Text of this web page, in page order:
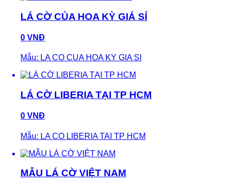
LÁ CỜ CỦA HOA KỲ GIÁ SỈ
0 VNĐ
Mẫu: LA CO CUA HOA KY GIA SI
LÁ CỜ LIBERIA TẠI TP HCM
0 VNĐ
Mẫu: LA CO LIBERIA TAI TP HCM
MẪU LÁ CỜ VIỆT NAM